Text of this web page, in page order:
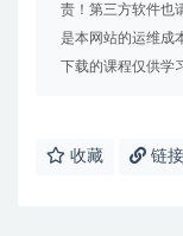
责！第三方软件也
是本网站的运维成
下载的课程仅供学
收藏 链接